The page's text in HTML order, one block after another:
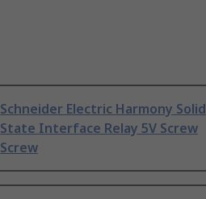
Schneider Electric Harmony Solid
State Interface Relay 5V Screw
Screw